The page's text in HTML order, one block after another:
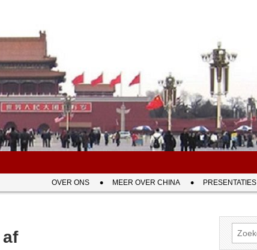
OVER ONS MEER OVER CHINA PRESENTATIES
Zoeken
naar: